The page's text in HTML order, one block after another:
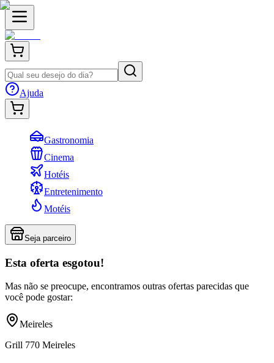
Ajuda
Gastronomia
Cinema
Hotéis
Entretenimento
Motéis
Seja parceiro
Esta oferta esgotou!
Mas não se preocupe, encontramos outras ofertas parecidas que
você pode gostar:
Meireles
Grill 770 Meireles